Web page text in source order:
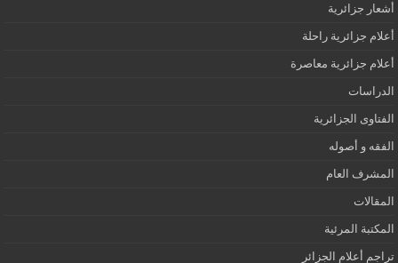
أشعار جزائرية
أعلام جزائرية راحلة
أعلام جزائرية معاصرة
الدراسات
الفتاوى الجزائرية
الفقه و أصوله
المشرف العام
المقالات
المكتبة المرئية
تراجم أعلام الجزائر